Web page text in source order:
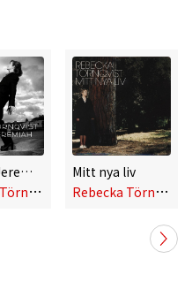
Jeremy, Jeremiah
R
ebecka Törnqvist
Mitt nya liv
R
ebecka Törnqvist